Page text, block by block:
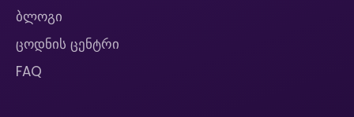
ბლოგი
ცოდნის ცენტრი
FAQ